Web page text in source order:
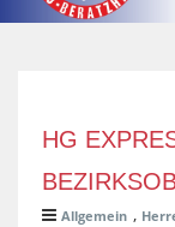
HG
Allgemein ,